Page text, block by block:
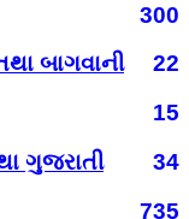
300
બાગવાની
22
15
ગુજરાતી
34
735